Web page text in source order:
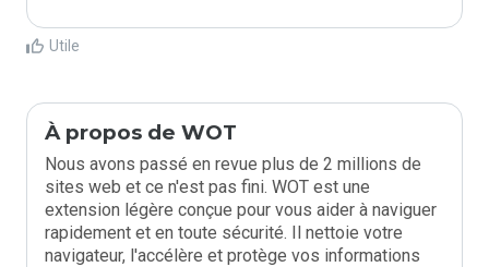
Utile
À propos de WOT
Nous avons passé en revue plus de 2 millions de
sites web et ce n'est pas fini. WOT est une
extension légère conçue pour vous aider à naviguer
rapidement et en toute sécurité. Il nettoie votre
navigateur, l'accélère et protège vos informations